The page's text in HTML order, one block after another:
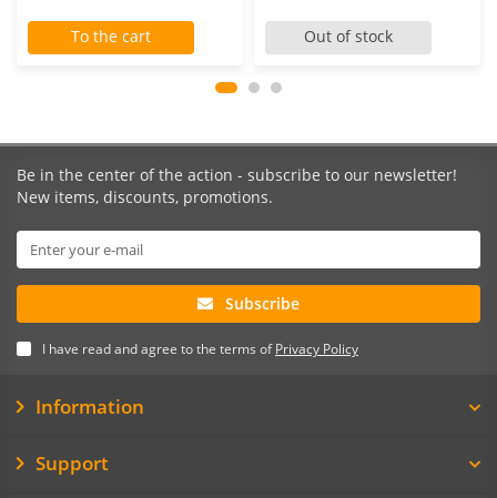
To the cart Out of stock
Be in the center of the action - subscribe to our newsletter!
New items, discounts, promotions.
Subscribe
I have read and agree to the terms ofPrivacy Policy
Information
Support